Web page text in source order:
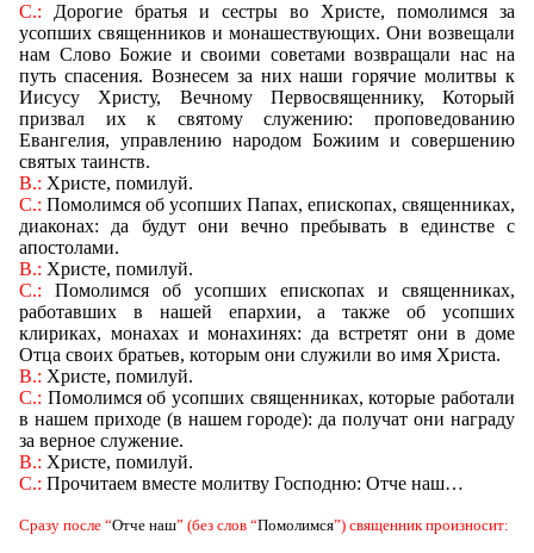
С.:
Дорогие братья и сестры во Христе, помолимся за
усопших священников и монашествующих. Они возвещали
нам Слово Божие и своими советами возвращали нас на
путь спасения. Вознесем за них наши горячие молитвы к
Иисусу Христу, Вечному Первосвященнику, Который
призвал их к святому служению: проповедованию
Евангелия, управлению народом Божиим и совершению
святых таинств.
В.: Христе, помилуй.
С.: Помолимся об усопших Папах, епископах, священниках,
диаконах: да будут они вечно пребывать в единстве с
апостолами.
В.: Христе, помилуй.
С.: Помолимся об усопших епископах и священниках,
работавших в нашей епархии, а также об усопших
клириках, монахах и монахинях: да встретят они в доме
Отца своих братьев, которым они служили во имя Христа.
В.: Христе, помилуй.
С.: Помолимся об усопших священниках, которые работали
в нашем приходе (в нашем городе): да получат они награду
за верное служение.
В.: Христе, помилуй.
С.: Прочитаем вместе молитву Господню: Отче наш…
Сразу после “Отче наш” (без слов “Помолимся”) священник произносит: